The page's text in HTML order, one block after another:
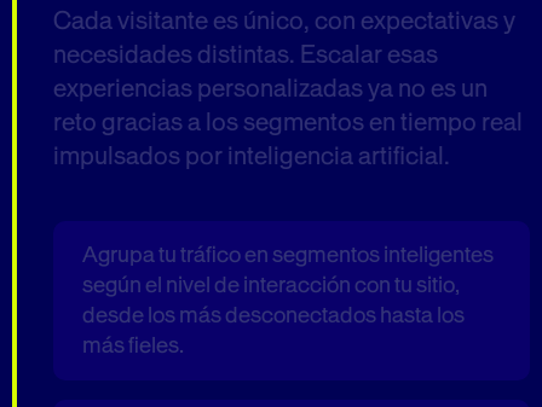
Cada visitante es único, con expectativas y
necesidades distintas. Escalar esas
experiencias personalizadas ya no es un
reto gracias a los segmentos en tiempo real
impulsados por inteligencia artificial.
Agrupa tu tráfico en segmentos inteligentes
según el nivel de interacción con tu sitio,
desde los más desconectados hasta los
más fieles.